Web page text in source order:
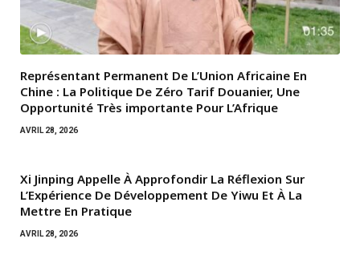
Représentant Permanent De L’Union Africaine En
Chine : La Politique De Zéro Tarif Douanier, Une
Opportunité Très importante Pour L’Afrique
AVRIL 28, 2026
Xi Jinping Appelle À Approfondir La Réflexion Sur
L’Expérience De Développement De Yiwu Et À La
Mettre En Pratique
AVRIL 28, 2026